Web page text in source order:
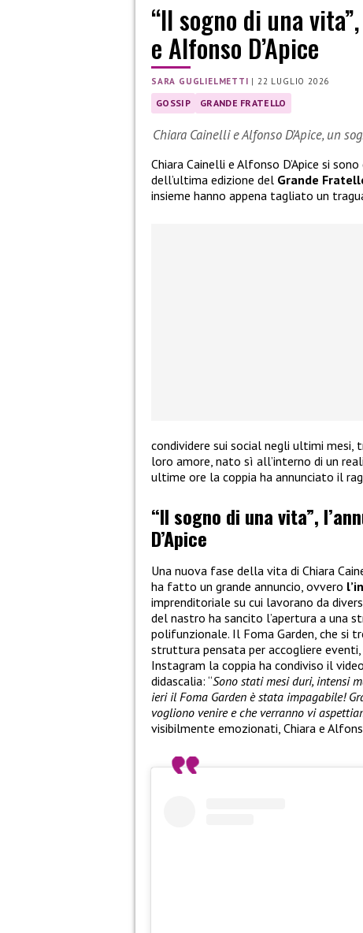
“Il sogno di una
e Alfonso D’Apice
SARA GUGLIELMETTI |22 LUGLIO 2026
GOSSIP GRANDE FRATELLO
Chiara Cainelli e Alfonso D’Apice, un
Chiara Cainelli e Alfonso D’Apice si
dell’ultima edizione del Grande
insieme hanno appena tagliato un
condividere sui social negli ultimi mesi,
loro amore, nato sì all’interno di un
ultime ore la coppia ha annunciato il
“Il sogno di una vita”,
D’Apice
Una nuova fase della vita di Chiara
ha fatto un grande annuncio, ovvero
imprenditoriale su cui lavorano da
del nastro ha sancito l’apertura a una
polifunzionale. Il Foma Garden, che si
struttura pensata per accogliere
Instagram la coppia ha condiviso il
didascalia: “Sono stati mesi duri, intensi
ieri il Foma Garden è stata impagabile!
vogliono venire e che verranno vi
visibilmente emozionati, Chiara e